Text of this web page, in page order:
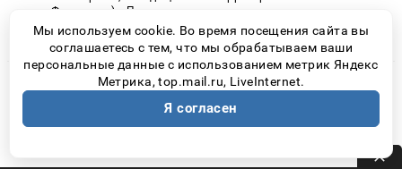
Федерации)». Правила применения рекомендательных
технологий в виджетах рекламно-обменной сети
«СМИ2» (PDF)
© 2026 «ProGorodSamara» | Все права защищены
Возрастная категория сайта 16+
Политика конфиденциальности
Мы используем cookie. Во время посещения сайта вы
соглашаетесь с тем, что мы обрабатываем ваши
персональные данные с использованием метрик Яндекс
Метрика, top.mail.ru, LiveInternet.
Я согласен